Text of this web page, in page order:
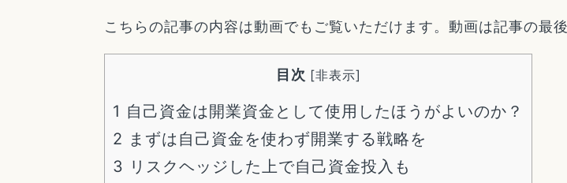
こちらの記事の内容は動画でもご覧いただけます。動画は記事の最
目次 [非表示]
1 自己資金は開業資金として使用したほうがよいのか？
2 まずは自己資金を使わず開業する戦略を
3 リスクヘッジした上で自己資金投入も